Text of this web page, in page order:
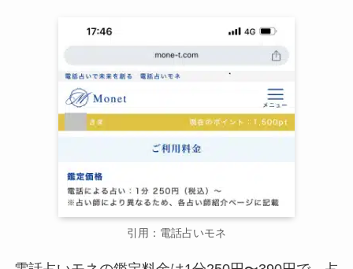
引用：電話占いモネ